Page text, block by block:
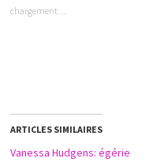
chargement…
ARTICLES SIMILAIRES
Vanessa Hudgens: égérie